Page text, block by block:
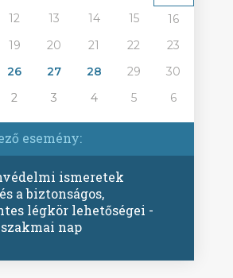
12 13 14 15
16
19 20 21 22
23
26 27 28 29
30
2 3 4 5 6
esemény:
ismeretek
a biztonságos,
légkör lehetőségei -
nap